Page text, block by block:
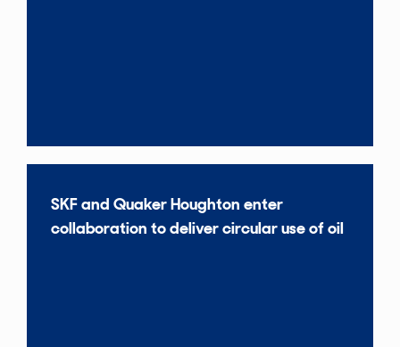
SKF and Quaker Houghton enter
collaboration to deliver circular use of oil